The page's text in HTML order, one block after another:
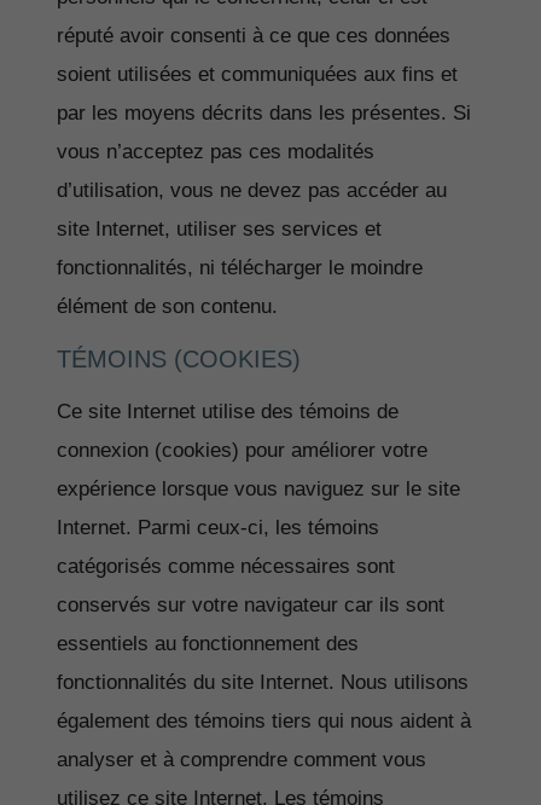
réputé avoir consenti à ce que ces données
soient utilisées et communiquées aux fins et
par les moyens décrits dans les présentes. Si
vous n’acceptez pas ces modalités
d’utilisation, vous ne devez pas accéder au
site Internet, utiliser ses services et
fonctionnalités, ni télécharger le moindre
élément de son contenu.
TÉMOINS (COOKIES)
Ce site Internet utilise des témoins de
connexion (cookies) pour améliorer votre
expérience lorsque vous naviguez sur le site
Internet. Parmi ceux-ci, les témoins
catégorisés comme nécessaires sont
conservés sur votre navigateur car ils sont
essentiels au fonctionnement des
fonctionnalités du site Internet. Nous utilisons
également des témoins tiers qui nous aident à
analyser et à comprendre comment vous
utilisez ce site Internet. Les témoins